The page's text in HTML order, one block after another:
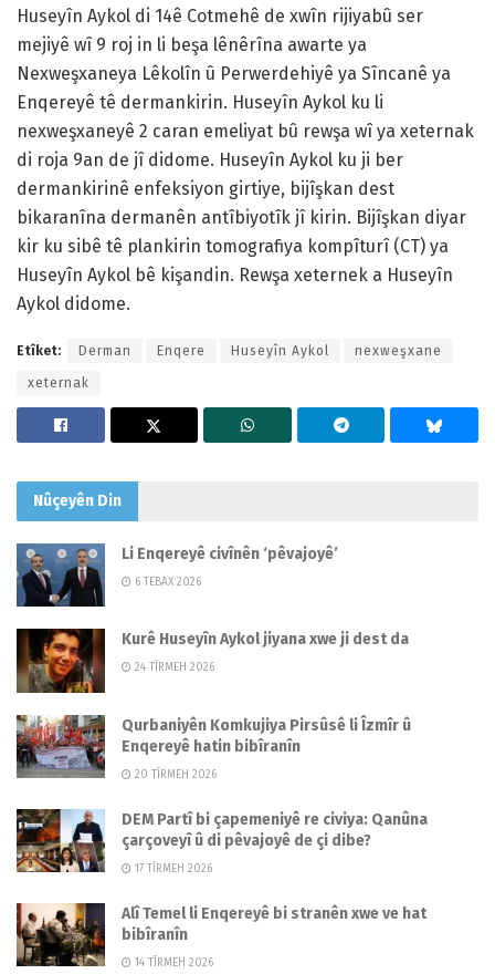
Huseyîn Aykol di 14ê Cotmehê de xwîn rijiyabû ser
mejiyê wî 9 roj in li beşa lênêrîna awarte ya
Nexweşxaneya Lêkolîn û Perwerdehiyê ya Sîncanê ya
Enqereyê tê dermankirin. Huseyîn Aykol ku li
nexweşxaneyê 2 caran emeliyat bû rewşa wî ya xeternak
di roja 9an de jî didome. Huseyîn Aykol ku ji ber
dermankirinê enfeksiyon girtiye, bijîşkan dest
bikaranîna dermanên antîbiyotîk jî kirin. Bijîşkan diyar
kir ku sibê tê plankirin tomografiya kompîturî (CT) ya
Huseyîn Aykol bê kişandin. Rewşa xeternek a Huseyîn
Aykol didome.
Etîket: Derman Enqere Huseyîn Aykol nexweşxane
xeternak
Nûçeyên Din
Li Enqereyê civînên ‘pêvajoyê’
6 TEBAX 2026
Kurê Huseyîn Aykol jiyana xwe ji dest da
24 TÎRMEH 2026
Qurbaniyên Komkujiya Pirsûsê li Îzmîr û
Enqereyê hatin bibîranîn
20 TÎRMEH 2026
DEM Partî bi çapemeniyê re civiya: Qanûna
çarçoveyî û di pêvajoyê de çi dibe?
17 TÎRMEH 2026
Alî Temel li Enqereyê bi stranên xwe ve hat
bibîranîn
14 TÎRMEH 2026